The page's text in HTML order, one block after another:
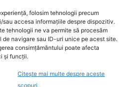
folosim tehnologii precum
accesa informațiile despre dispozitiv.
tehnologii ne va permite să procesăm
navigare sau ID-uri unice pe acest site.
consimțământului poate afecta
și funcții.
Citește mai multe despre aceste
scopuri
2026. Orașele din România
de soare din 12 august 2026
astronomice ale anului,